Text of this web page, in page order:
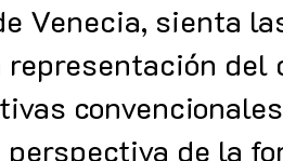
Venecia, sienta
del
de la